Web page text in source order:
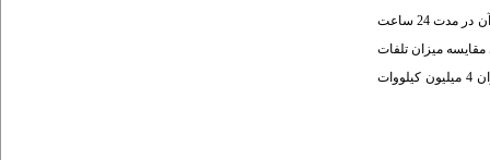
روش تجربی اندازه?گیری می?شود. روش تعیین رتبه آبگرمکن برقی در برچسب مصرف انرژی ابتدا با ظرفیت واقعی آبگرمکن برقی محاسبه یا اندازه?گیری شده و میزان اتلاف حرارتی آن در مدت 24 ساعت
میزان تلفات
حرارتی برای این وسیله مطابقت با استاندارد بین?المللی استرالیا صورت گرفته است. نتایج حاصله نشان می?دهد ارتقاء یک رتبه در برچسب انرژی وضعیت انرژی محصول را به میزان 4 میلیون کیلووات